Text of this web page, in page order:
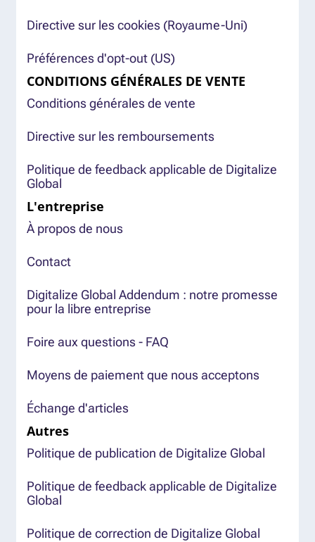
Directive sur les cookies (Royaume-Uni)
Préférences d'opt-out (US)
CONDITIONS GÉNÉRALES DE VENTE
Conditions générales de vente
Directive sur les remboursements
Politique de feedback applicable de Digitalize
Global
L'entreprise
À propos de nous
Contact
Digitalize Global Addendum : notre promesse
pour la libre entreprise
Foire aux questions - FAQ
Moyens de paiement que nous acceptons
Échange d'articles
Autres
Politique de publication de Digitalize Global
Politique de feedback applicable de Digitalize
Global
Politique de correction de Digitalize Global